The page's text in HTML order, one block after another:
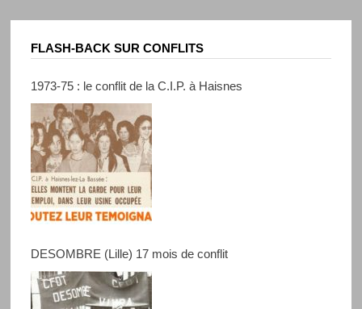
FLASH-BACK SUR CONFLITS
1973-75 : le conflit de la C.I.P. à Haisnes
DESOMBRE (Lille) 17 mois de conflit